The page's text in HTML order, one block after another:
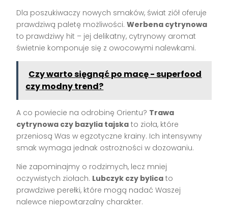
Dla poszukiwaczy nowych smaków, świat ziół oferuje
prawdziwą paletę możliwości.Werbena cytrynowa
to prawdziwy hit – jej delikatny, cytrynowy aromat
świetnie komponuje się z owocowymi nalewkami.
Czy warto sięgnąć po macę - superfood
czy modny trend?
A co powiecie na odrobinę Orientu? Trawa
cytrynowa czy bazylia tajska to zioła, które
przeniosą Was w egzotyczne krainy. Ich intensywny
smak wymaga jednak ostrożności w dozowaniu.
Nie zapominajmy o rodzimych, lecz mniej
oczywistych ziołach. Lubczyk czy bylica to
prawdziwe perełki, które mogą nadać Waszej
nalewce niepowtarzalny charakter.